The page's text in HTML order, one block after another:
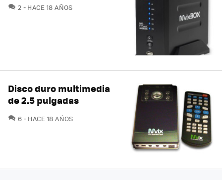
2 COMENTARIOS
HACE 18 AÑOS
Disco duro multimedia
de 2.5 pulgadas
6 COMENTARIOS
HACE 18 AÑOS